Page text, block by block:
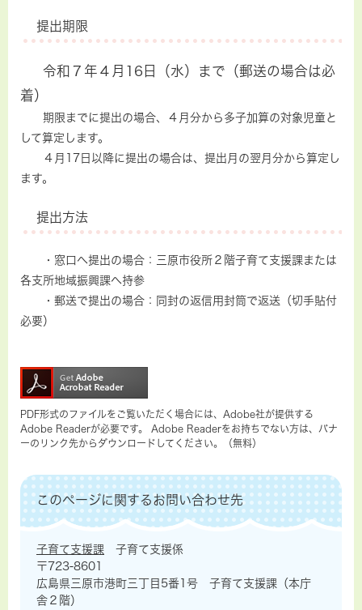
提出期限
令和７年４月16日（水）まで（郵送の場合は必
着）
期限までに提出の場合、４月分から多子加算の対象児童と
して算定します。
４月17日以降に提出の場合は、提出月の翌月分から算定し
ます。
提出方法
・窓口へ提出の場合：三原市役所２階子育て支援課または
各支所地域振興課へ持参
・郵送で提出の場合：同封の返信用封筒で返送（切手貼付
必要）
PDF形式のファイルをご覧いただく場合には、Adobe社が提供する
Adobe Readerが必要です。
Adobe Readerをお持ちでない方は、バナ
ーのリンク先からダウンロードしてください。（無料）
このページに関するお問い合わせ先
子育て支援課
子育て支援係
〒723-8601
広島県三原市港町三丁目5番1号 子育て支援課（本庁
舎２階）